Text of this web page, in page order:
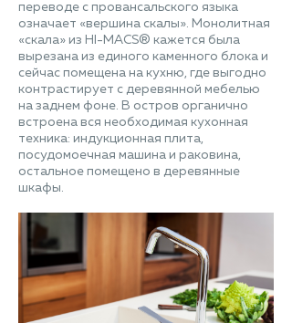
переводе с провансальского языка
означает «вершина скалы». Монолитная
«скала» из HI-MACS® кажется была
вырезана из единого каменного блока и
сейчас помещена на кухню, где выгодно
контрастирует с деревянной мебелью
на заднем фоне. В остров органично
встроена вся необходимая кухонная
техника: индукционная плита,
посудомоечная машина и раковина,
остальное помещено в деревянные
шкафы.